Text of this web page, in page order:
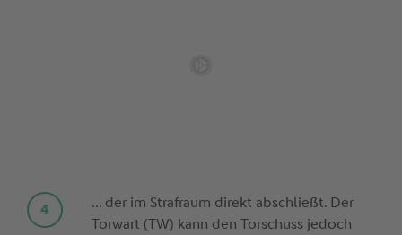
... der im Strafraum direkt abschließt. Der
Torwart (TW) kann den Torschuss jedoch